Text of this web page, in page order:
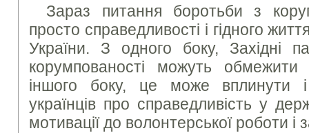
Зараз питання боротьби з
просто справедливості і гідного
України. З одного боку, Західні
корумпованості можуть обмежити
іншого боку, це може вплинути
українців про справедливість у
мотивації до волонтерської роботи і